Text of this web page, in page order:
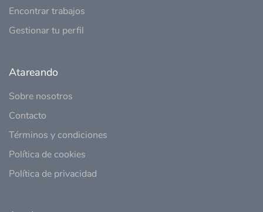
Encontrar trabajos
Gestionar tu perfil
Atareando
Sobre nosotros
Contacto
Términos y condiciones
Política de cookies
Política de privacidad